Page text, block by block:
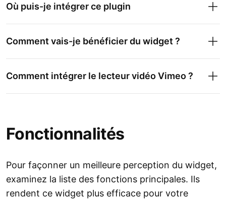
Où puis-je intégrer ce plugin
Comment vais-je bénéficier du widget ?
Comment intégrer le lecteur vidéo Vimeo ?
Fonctionnalités
Pour façonner un meilleure perception du widget,
examinez la liste des fonctions principales. Ils
rendent ce widget plus efficace pour votre